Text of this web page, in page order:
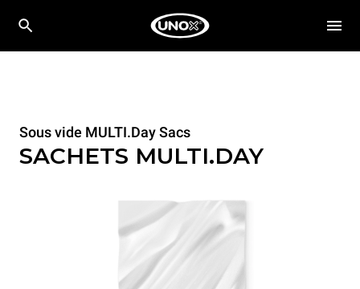
Sous vide MULTI.Day Sacs
SACHETS MULTI.DAY